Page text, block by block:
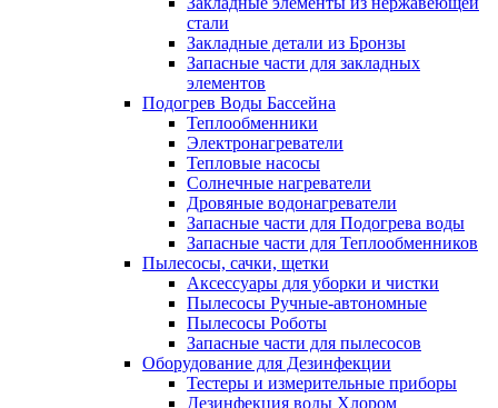
стали
Закладные детали из Бронзы
Запасные части для закладных
элементов
Подогрев Воды Бассейна
Теплообменники
Электронагреватели
Тепловые насосы
Солнечные нагреватели
Дровяные водонагреватели
Запасные части для Подогрева воды
Запасные части для Теплообменников
Пылесосы, сачки, щетки
Аксессуары для уборки и чистки
Пылесосы Ручные-автономные
Пылесосы Роботы
Запасные части для пылесосов
Оборудование для Дезинфекции
Тестеры и измерительные приборы
Дезинфекция воды Хлором